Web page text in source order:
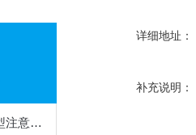
船用控制电力软电缆的选型注意事项
详细地址：
补充说明：